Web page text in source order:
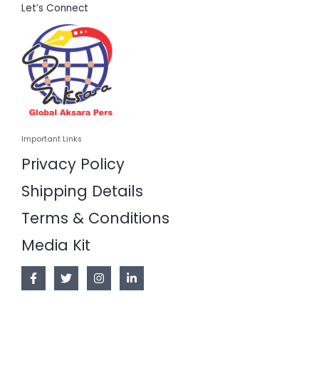
Let’s Connect
Important Links
Privacy Policy
Shipping Details
Terms & Conditions
Media Kit